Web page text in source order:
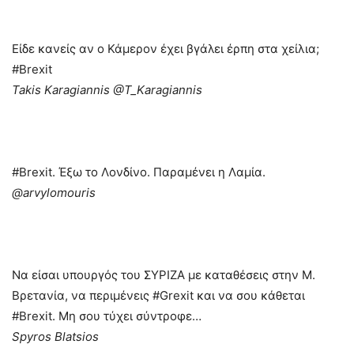
Είδε κανείς αν ο Κάμερον έχει βγάλει έρπη στα χείλια;
#Brexit
Takis Karagiannis ‏@T_Karagiannis
#Brexit. Έξω το Λονδίνο. Παραμένει η Λαμία.
‏@arvylomouris
Να είσαι υπουργός του ΣΥΡΙΖΑ με καταθέσεις στην Μ.
Βρετανία, να περιμένεις #Grexit και να σου κάθεται
#Brexit. Μη σου τύχει σύντροφε…
Spyros Blatsios